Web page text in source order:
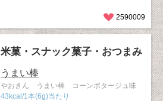
2590009
米菓・スナック菓子・おつまみ
うまい棒
やおきん うまい棒 コーンポタージュ味
43kcal/1本(6g)当たり